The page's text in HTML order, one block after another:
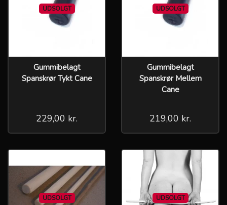
UDSOLGT
Gummibelagt
Spanskrør Tykt Cane
229,00 kr.
UDSOLGT
Gummibelagt
Spanskrør Mellem
Cane
219,00 kr.
UDSOLGT UDSOLGT